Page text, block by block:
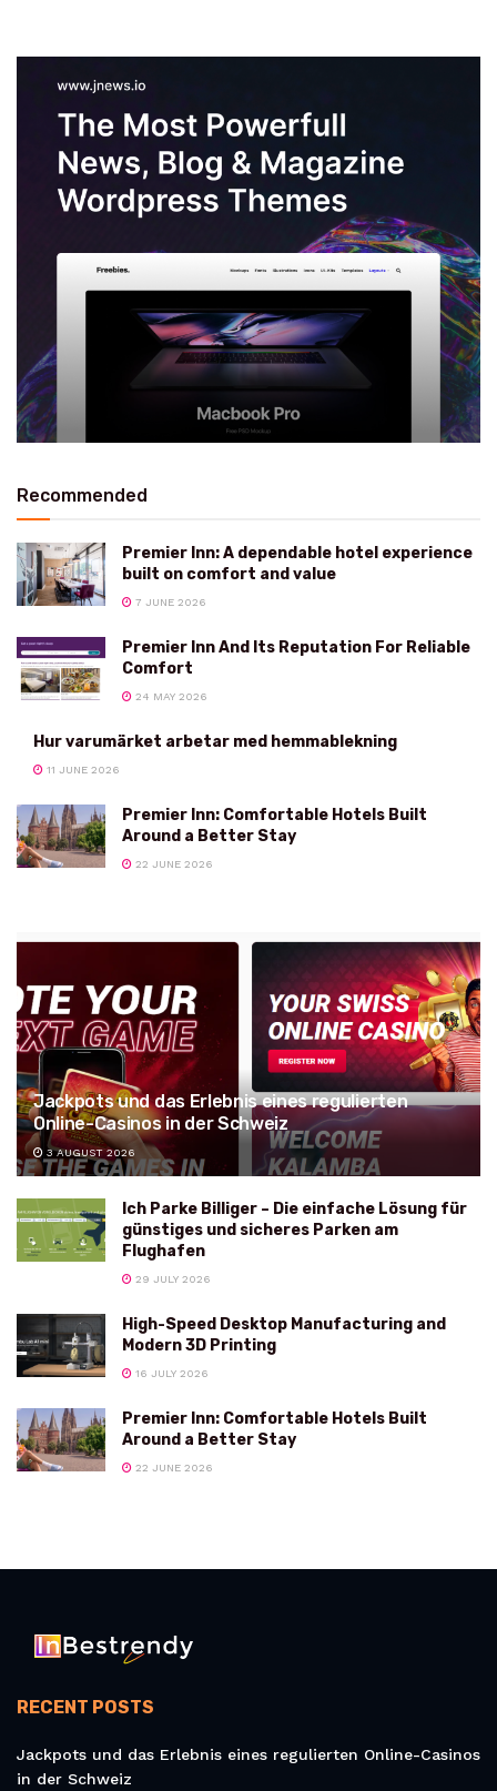
Recommended
Premier Inn: A dependable hotel experience
built on comfort and value
7 JUNE 2026
Premier Inn And Its Reputation For Reliable
Comfort
24 MAY 2026
Hur varumärket arbetar med hemmablekning
11 JUNE 2026
Premier Inn: Comfortable Hotels Built
Around a Better Stay
22 JUNE 2026
Jackpots und das Erlebnis eines regulierten
Online-Casinos in der Schweiz
3 AUGUST 2026
Ich Parke Billiger – Die einfache Lösung für
günstiges und sicheres Parken am
Flughafen
29 JULY 2026
High-Speed Desktop Manufacturing and
Modern 3D Printing
16 JULY 2026
Premier Inn: Comfortable Hotels Built
Around a Better Stay
22 JUNE 2026
RECENT POSTS
Jackpots und das Erlebnis eines regulierten Online-Casinos
in der Schweiz